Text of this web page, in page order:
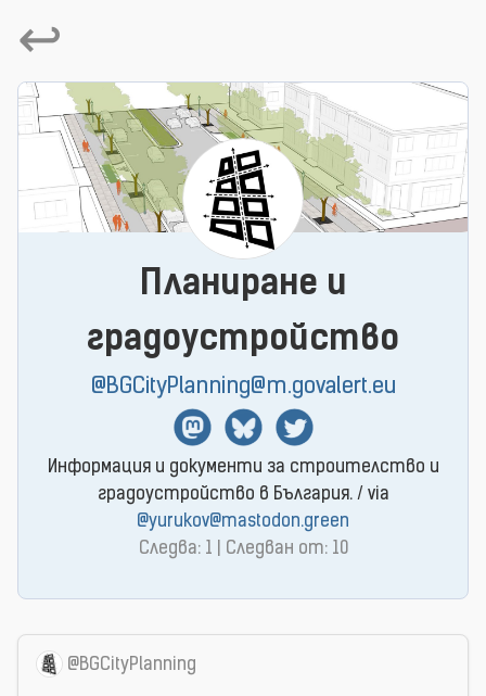
↩
Планиране и
градоустройство
@BGCityPlanning@m.govalert.eu
MastodonBlueSkyTwitter
Информация и документи за строителство и
градоустройство в България. / via
@yurukov@mastodon.green
Следва: 1 | Следван от: 10
@BGCityPlanning